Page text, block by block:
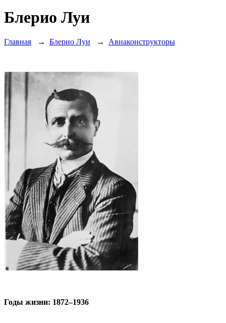
Блерио Луи
Главная → Блерио Луи → Авиаконструкторы
Годы жизни: 1872–1936